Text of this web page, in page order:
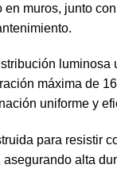
en muros, junto
luminosa
máxima de
uniforme y
para resistir
asegurando alta